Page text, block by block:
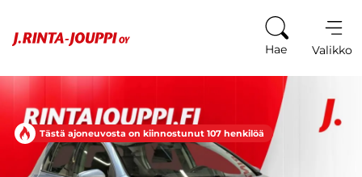
Hae Valikko
Tästä ajoneuvosta on kiinnostunut 107 henkilöä